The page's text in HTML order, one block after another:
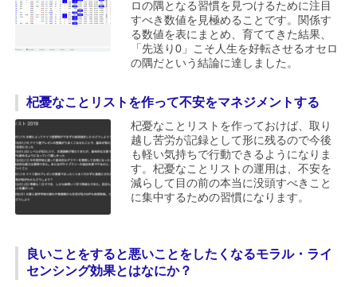
ロの隅となる習慣を見つけるために注目
すべき数値を見極めることです。関係す
る数値を表にまとめ、育ててきた結果、
「先送り0」こそ人生を好転させるオセロ
の隅だという結論に達しました。
杞憂なことリストを作って不安をマネジメントする
杞憂なことリストを作っておけば、取り
越し苦労が記録として形に残るので今後
も軽い気持ちで行動できるようになりま
す。杞憂なことリストの運用は、不安を
減らして目の前の本当に没頭すべきこと
に集中するための習慣になります。
良いことをすると悪いことをしたくなるモラル・ライ
センシング効果とはなにか？